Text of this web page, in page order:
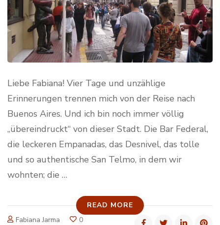
Liebe Fabiana! Vier Tage und unzählige
Erinnerungen trennen mich von der Reise nach
Buenos Aires. Und ich bin noch immer völlig
„übereindruckt“ von dieser Stadt. Die Bar Federal,
die leckeren Empanadas, das Desnivel, das tolle
und so authentische San Telmo, in dem wir
wohnten; die …
READ MORE
Fabiana Jarma
0